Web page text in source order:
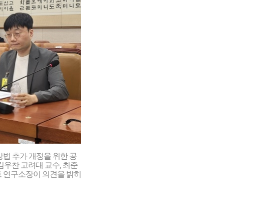
추가 개정을 위한 공
우찬 고려대 교수, 최준
구소장이 의견을 밝히